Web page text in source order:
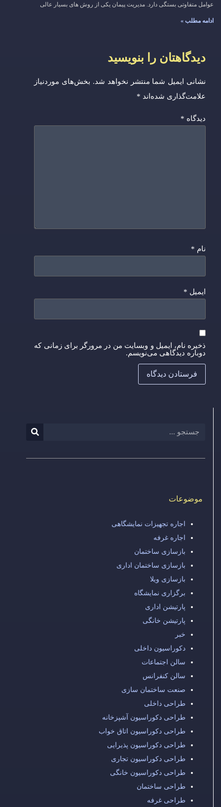
عوامل متفاوتی بستگی دارد. مدیریت پیمان یکی از روش های بسیار عالی
ادامه مطلب »
دیدگاهتان را بنویسید
نشانی ایمیل شما منتشر نخواهد شد. بخش‌های موردنیاز
علامت‌گذاری شده‌اند *
دیدگاه *
نام *
ایمیل *
ذخیره نام، ایمیل و وبسایت من در مرورگر برای زمانی که
دوباره دیدگاهی می‌نویسم.
موضوعات
اجاره تجهیزات نمایشگاهی
اجاره غرفه
بازسازی ساختمان
بازسازی ساختمان اداری
بازسازی ویلا
برگزاری نمایشگاه
پارتیشن اداری
پارتیشن خانگی
خبر
دکوراسیون داخلی
سالن اجتماعات
سالن کنفرانس
صنعت ساختمان سازی
طراحی داخلی
طراحی دکوراسیون آشپزخانه
طراحی دکوراسیون اتاق خواب
طراحی دکوراسیون پذیرایی
طراحی دکوراسیون تجاری
طراحی دکوراسیون خانگی
طراحی ساختمان
طراحی غرفه